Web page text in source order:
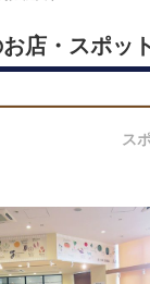
お店・スポッ
ス